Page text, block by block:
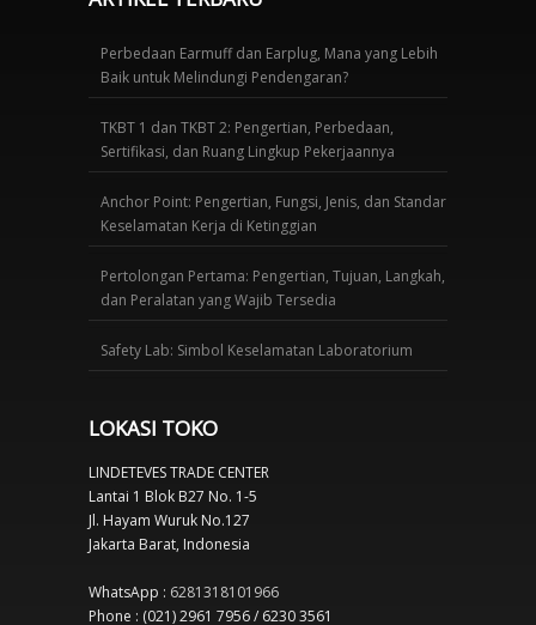
Perbedaan Earmuff dan Earplug, Mana yang Lebih
Baik untuk Melindungi Pendengaran?
TKBT 1 dan TKBT 2: Pengertian, Perbedaan,
Sertifikasi, dan Ruang Lingkup Pekerjaannya
Anchor Point: Pengertian, Fungsi, Jenis, dan Standar
Keselamatan Kerja di Ketinggian
Pertolongan Pertama: Pengertian, Tujuan, Langkah,
dan Peralatan yang Wajib Tersedia
Safety Lab: Simbol Keselamatan Laboratorium
LOKASI TOKO
LINDETEVES TRADE CENTER
Lantai 1 Blok B27 No. 1-5
Jl. Hayam Wuruk No.127
Jakarta Barat, Indonesia
WhatsApp : 6281318101966
Phone : (021) 2961 7956 / 6230 3561